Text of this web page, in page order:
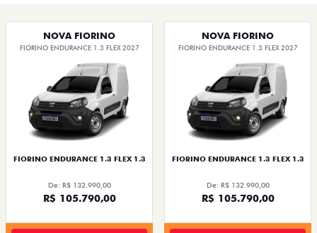
NOVA FIORINO
FIORINO ENDURANCE 1.3 FLEX 2027
FIORINO ENDURANCE 1.3 FLEX 1.3
De: R$ 132.990,00
R$ 105.790,00
NOVA FIORINO
FIORINO ENDURANCE 1.3 FLEX 2027
FIORINO ENDURANCE 1.3 FLEX 1.3
De: R$ 132.990,00
R$ 105.790,00